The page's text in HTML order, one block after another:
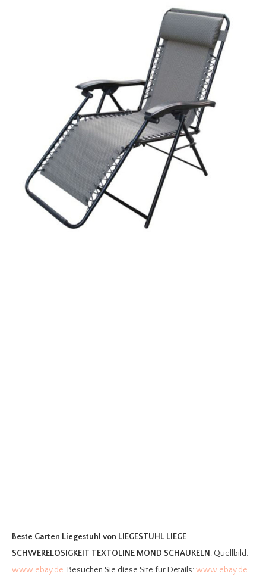
Beste Garten Liegestuhl von LIEGESTUHL LIEGE
SCHWERELOSIGKEIT TEXTOLINE MOND SCHAUKELN . Quellbild:
www.ebay.de. Besuchen Sie diese Site für Details:www.ebay.de